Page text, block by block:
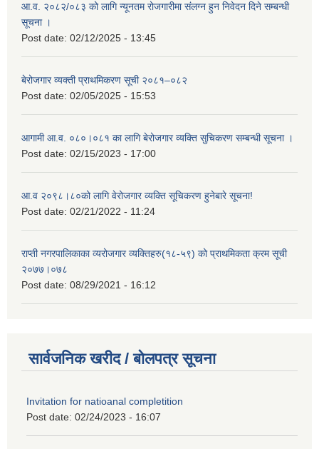
आ.व. २०८२/०८३ को लागि न्यूनतम रोजगारीमा संलग्न हुन निवेदन दिने सम्बन्धी
सूचना ।
Post date: 02/12/2025 - 13:45
बेरोजगार व्यक्ती प्राथमिकरण सूची २०८१–०८२
Post date: 02/05/2025 - 15:53
आगामी आ.व. ०८०।०८१ का लागि बेरोजगार व्यक्ति सुचिकरण सम्बन्धी सूचना ।
Post date: 02/15/2023 - 17:00
आ.व २०९८।८०को लागि वेरोजगार व्यक्ति सूचिकरण हुनेबारे सूचना!
Post date: 02/21/2022 - 11:24
राप्ती नगरपालिकाका व्यरोजगार व्यक्तिहरु(१८-५९) को प्राथमिकता क्रम सूची
२०७७।०७८
Post date: 08/29/2021 - 16:12
सार्वजनिक खरीद / बोलपत्र सूचना
Invitation for natioanal completition
Post date: 02/24/2023 - 16:07